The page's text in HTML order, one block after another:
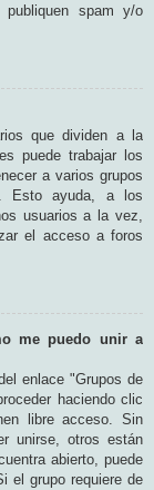
spam y/o
que dividen a la
puede trabajar los
a varios grupos
Esto ayuda, a los
usuarios a la vez,
el acceso a foros
me puedo unir a
enlace "Grupos de
haciendo clic
libre acceso. Sin
unirse, otros están
abierto, puede
el grupo requiere de